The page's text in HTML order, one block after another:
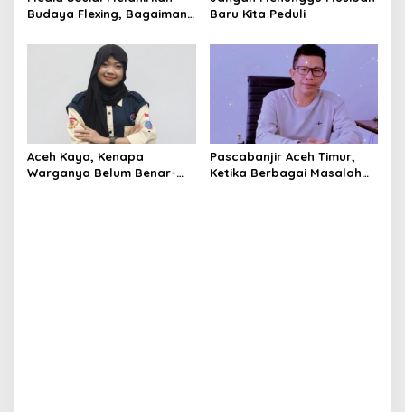
Budaya Flexing, Bagaimana
Baru Kita Peduli
Aceh Kaya, Kenapa
Warganya Belum Benar-
Pascabanjir Aceh Timur,
Ketika Berbagai Masalah